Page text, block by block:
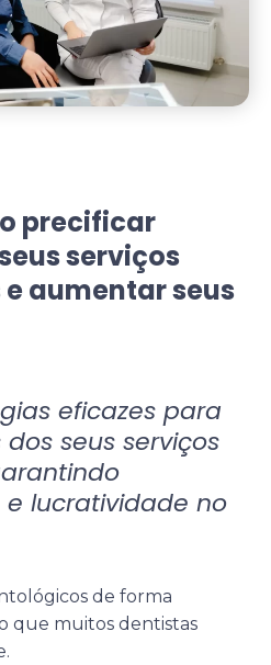
precificar
serviços
aumentar seus
eficazes para
seus serviços
lucratividade no
de forma
que muitos dentistas